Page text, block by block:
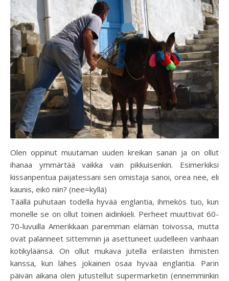
Olen oppinut muutaman uuden kreikan sanan ja on ollut
ihanaa ymmärtää vaikka vain pikkuisenkin. Esimerkiksi
kissanpentua paijatessani sen omistaja sanoi, orea nee, eli
kaunis, eikö niin? (nee=kyllä)
Täällä puhutaan todella hyvää englantia, ihmekös tuo, kun
monelle se on ollut toinen äidinkieli. Perheet muuttivat 60-
70-luvuilla Amerikkaan paremman elämän toivossa, mutta
ovat palanneet sittemmin ja asettuneet uudelleen vanhaan
kotikyläänsä. On ollut mukava jutella erilaisten ihmisten
kanssa, kun lähes jokainen osaa hyvää englantia. Parin
päivän aikana olen jutustellut supermarketin (ennemminkin